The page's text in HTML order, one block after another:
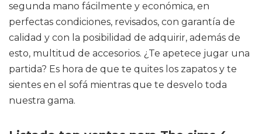
segunda mano fácilmente y económica, en
perfectas condiciones, revisados, con garantía de
calidad y con la posibilidad de adquirir, además de
esto, multitud de accesorios. ¿Te apetece jugar una
partida? Es hora de que te quites los zapatos y te
sientes en el sofá mientras que te desvelo toda
nuestra gama.